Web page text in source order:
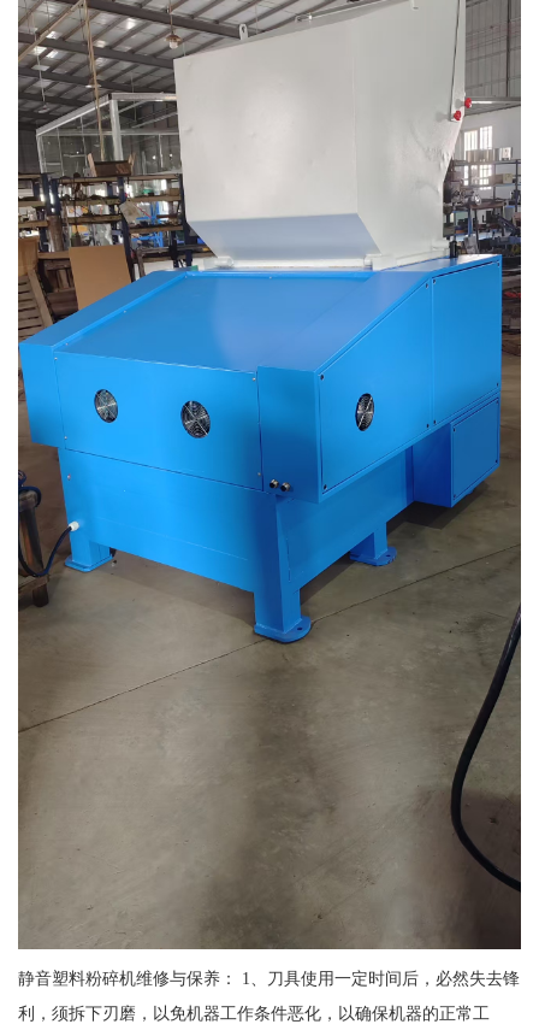
静音塑料粉碎机维修与保养： 1、刀具使用一定时间后，必然失去锋
利，须拆下刃磨，以免机器工作条件恶化，以确保机器的正常工